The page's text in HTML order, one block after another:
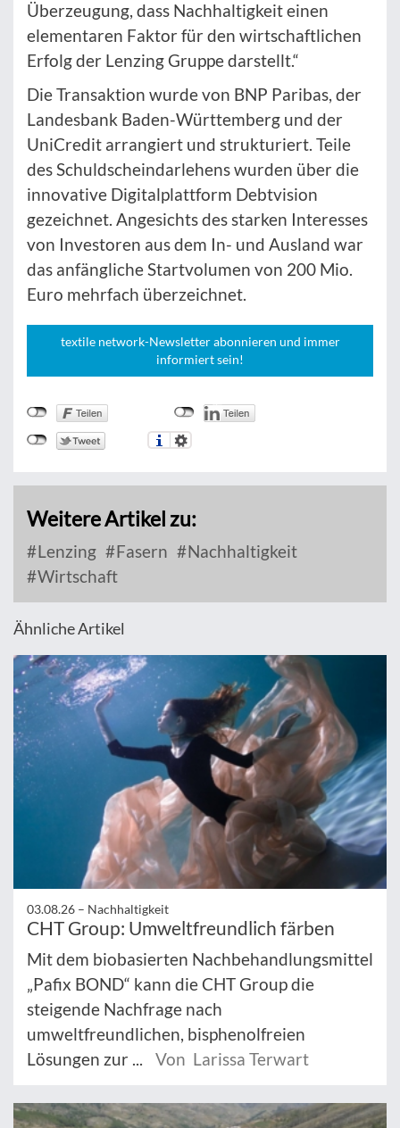
Überzeugung, dass Nachhaltigkeit einen
elementaren Faktor für den wirtschaftlichen
Erfolg der Lenzing Gruppe darstellt.“
Die Transaktion wurde von BNP Paribas, der
Landesbank Baden-Württemberg und der
UniCredit arrangiert und strukturiert. Teile
des Schuldscheindarlehens wurden über die
innovative Digitalplattform Debtvision
gezeichnet. Angesichts des starken Interesses
von Investoren aus dem In- und Ausland war
das anfängliche Startvolumen von 200 Mio.
Euro mehrfach überzeichnet.
textile network-Newsletter abonnieren und immer
informiert sein!
Weitere Artikel zu:
Lenzing Fasern
Nachhaltigkeit
Wirtschaft
Ähnliche Artikel
03.08.26 – Nachhaltigkeit
CHT Group: Umweltfreundlich färben
Mit dem biobasierten Nachbehandlungsmittel
„Pafix BOND“ kann die CHT Group die
steigende Nachfrage nach
umweltfreundlichen, bisphenolfreien
Lösungen zur ...
Von Larissa Terwart